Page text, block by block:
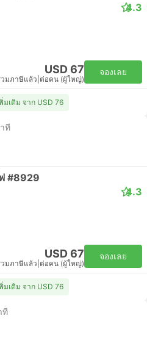
4.3
USD 67
วมภาษีแล้ว ต่อคน (ผู้ใหญ่)
จองเลย
มเติม จาก USD 76
ที
#8929
4.3
USD 67
วมภาษีแล้ว ต่อคน (ผู้ใหญ่)
จองเลย
มเติม จาก USD 76
ที